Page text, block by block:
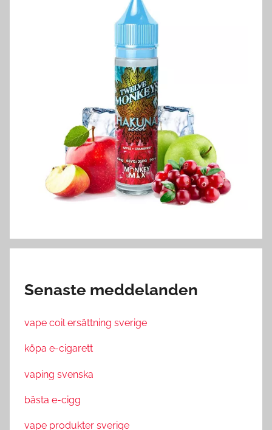
Senaste meddelanden
vape coil ersättning sverige
köpa e-cigarett
vaping svenska
bästa e-cigg
vape produkter sverige